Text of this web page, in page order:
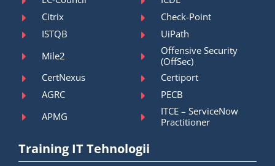
Citrix
Check-Point
ISTQB
UiPath
Mile2
Offensive Security
(OffSec)
CertNexus
Certiport
AGRC
PECB
APMG
ITCE – ServiceNow
Practitioner
Training IT Tehnologii